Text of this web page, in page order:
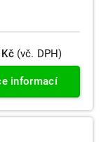
(vč. DPH)
informací